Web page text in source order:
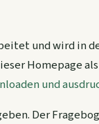
und wird in
Homepage als
und
Der